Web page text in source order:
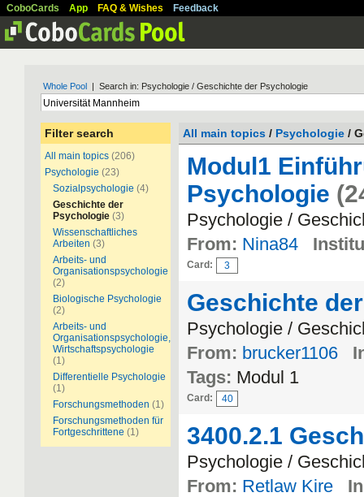
CoboCards App FAQ & Wishes Feedback
Whole Pool | Search in: Psychologie / Geschichte der Psychologie
Filter search
All main topics (206)
Psychologie (23)
Sozialpsychologie (4)
Geschichte der
Psychologie (3)
Wissenschaftliches
Arbeiten (3)
Arbeits- und
Organisationspsychologie
(2)
Biologische Psychologie
(2)
Arbeits- und
Organisationspsychologie,
Wirtschaftspsychologie
(1)
Differentielle Psychologie
(1)
Forschungsmethoden (1)
Forschungsmethoden für
Fortgeschrittene (1)
All main topics / Psychologie /
Modul1
Psychologie
Psychologie /
From: Nina84
Card: 3
Geschichte
Psychologie /
From: brucker1106
Tags: Modul 1
Card: 40
3400.2.1
Psychologie /
From: Retlaw Kire